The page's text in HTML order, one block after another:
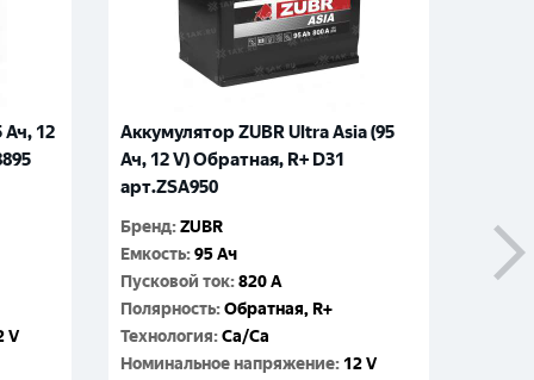
Ач, 12
V
Аккумулятор ZUBR Ultra Asia (95
Ач, 12 V) Обратная, R+ D31
арт.ZSA950
Бренд:ZUBR
Емкость:95 Ач
Пусковой ток:820 A
Полярность:Обратная, R+
Технология:Ca/Ca
Номинальное напряжение: 12 V
Бренд